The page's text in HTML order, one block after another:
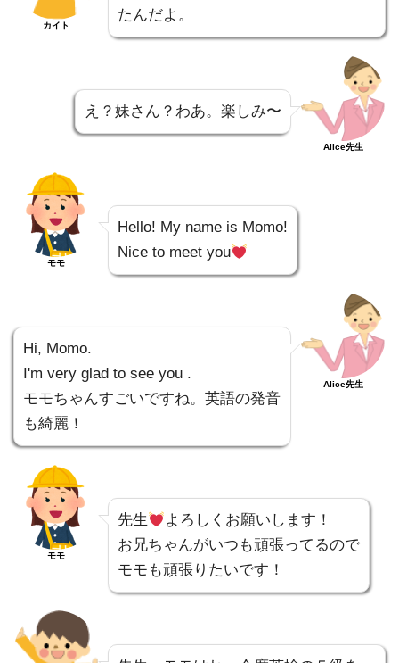
カイト
たんだよ。
え？妹さん？わあ。楽しみ〜
Alice先生
モモ
Hello! My name is Momo!
Nice to meet you
Hi, Momo.
I'm very glad to see you .
モモちゃんすごいですね。英語の発音
も綺麗！
Alice先生
モモ
先生
よろしくお願いします！
お兄ちゃんがいつも頑張ってるので
モモも頑張りたいです！